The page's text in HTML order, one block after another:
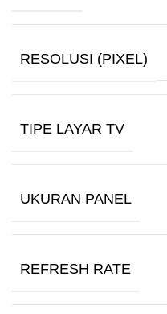
RESOLUSI (PIXEL)
TIPE LAYAR TV
UKURAN PANEL
REFRESH RATE